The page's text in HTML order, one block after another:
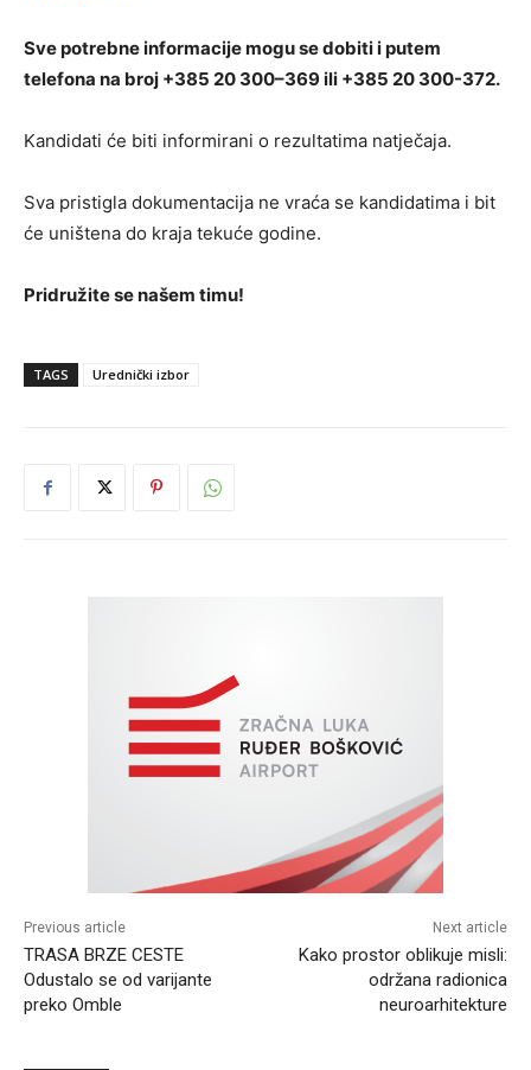
Sve potrebne informacije mogu se dobiti i putem
telefona na broj +385 20 300–369 ili +385 20 300-372.
Kandidati će biti informirani o rezultatima natječaja.
Sva pristigla dokumentacija ne vraća se kandidatima i bit
će uništena do kraja tekuće godine.
Pridružite se našem timu!
TAGS Urednički izbor
Previous article
TRASA BRZE CESTE
Odustalo se od varijante
preko Omble
Next article
Kako prostor oblikuje misli:
održana radionica
neuroarhitekture